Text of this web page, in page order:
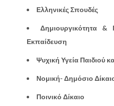
Ελληνικές Σπουδές
Δημιουργικότητα
Εκπαίδευση
Ψυχική Υγεία Παιδιού
Νομική- Δημόσιο
Ποινικό Δίκαιο